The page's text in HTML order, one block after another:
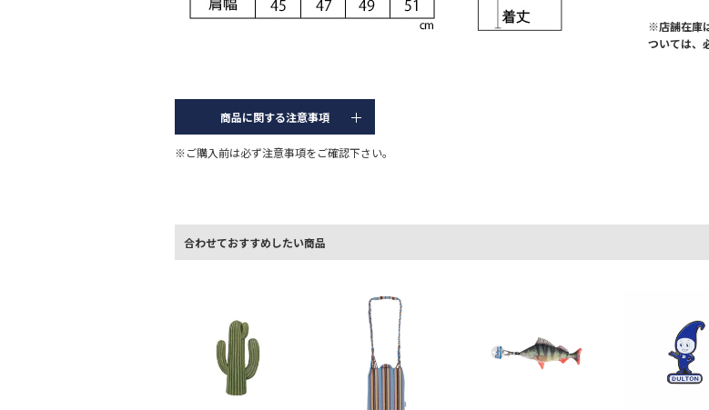
商品に関する注意事項
※ご購入前は必ず注意事項をご確認下さい。
※店舗在庫
ついては、
合わせておすすめしたい商品